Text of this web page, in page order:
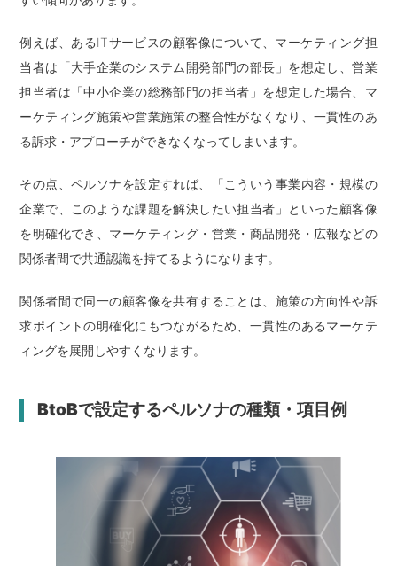
例えば、あるITサービスの顧客像について、マーケティング担
当者は「大手企業のシステム開発部門の部長」を想定し、営業
担当者は「中小企業の総務部門の担当者」を想定した場合、マ
ーケティング施策や営業施策の整合性がなくなり、一貫性のあ
る訴求・アプローチができなくなってしまいます。
その点、ペルソナを設定すれば、「こういう事業内容・規模の
企業で、このような課題を解決したい担当者」といった顧客像
を明確化でき、マーケティング・営業・商品開発・広報などの
関係者間で共通認識を持てるようになります。
関係者間で同一の顧客像を共有することは、施策の方向性や訴
求ポイントの明確化にもつながるため、一貫性のあるマーケテ
ィングを展開しやすくなります。
BtoBで設定するペルソナの種類・項目例